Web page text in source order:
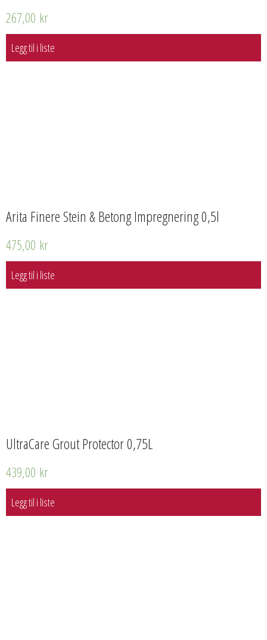
267,00 kr
Legg til i liste
Arita Finere Stein & Betong Impregnering 0,5l
475,00 kr
Legg til i liste
UltraCare Grout Protector 0,75L
439,00 kr
Legg til i liste